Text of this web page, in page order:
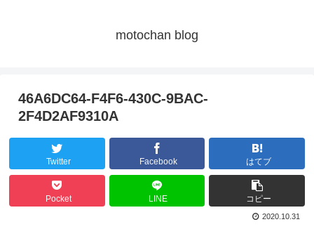
motochan blog
46A6DC64-F4F6-430C-9BAC-
2F4D2AF9310A
Twitter Facebook はてブ
Pocket LINE コピー
2020.10.31